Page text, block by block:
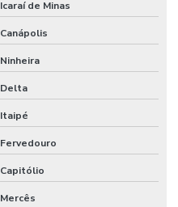
Icaraí de Minas
Canápolis
Ninheira
Delta
Itaipé
Fervedouro
Capitólio
Mercês